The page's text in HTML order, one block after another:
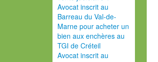
Avocat inscrit au
Barreau du Val-de-
Marne pour acheter un
bien aux enchères au
TGI de Créteil
Avocat inscrit au